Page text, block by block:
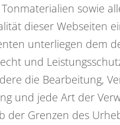
sowie
dieser Webseiten
unterliegen dem
und
die Bearbeitung,
und jede Art der
der Grenzen des